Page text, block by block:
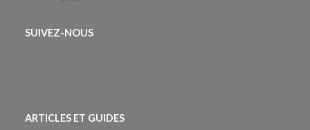
SUIVEZ-NOUS
ARTICLES ET GUIDES